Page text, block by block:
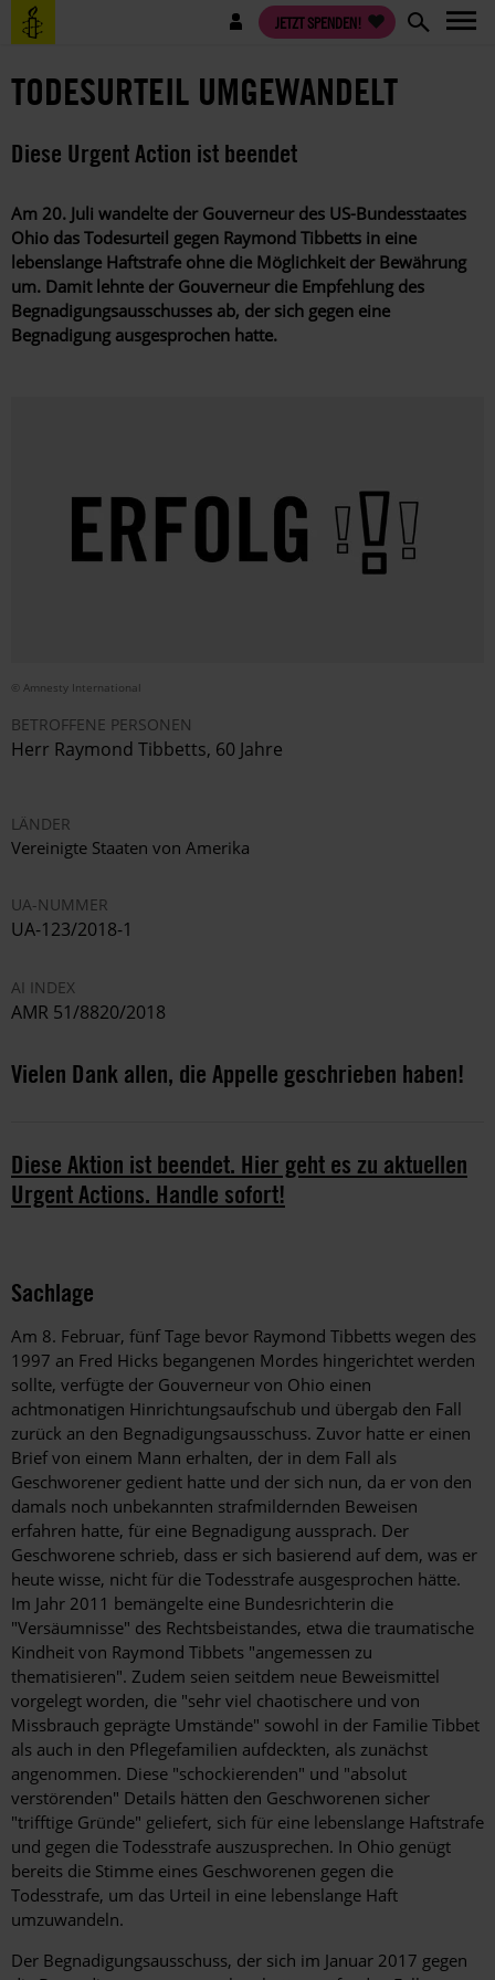
Direkt
zum
Benutzermenü JETZT SPENDEN!
TODESURTEIL UMGEWANDELT
Diese Urgent Action ist beendet
Am 20. Juli wandelte der Gouverneur des US-Bundesstaates
Ohio das Todesurteil gegen Raymond Tibbetts in eine
lebenslange Haftstrafe ohne die Möglichkeit der Bewährung
um. Damit lehnte der Gouverneur die Empfehlung des
Begnadigungsausschusses ab, der sich gegen eine
Begnadigung ausgesprochen hatte.
© Amnesty International
BETROFFENE PERSONEN
Herr Raymond Tibbetts, 60 Jahre
LÄNDER
Vereinigte Staaten von Amerika
UA-NUMMER
UA-123/2018-1
AI INDEX
AMR 51/8820/2018
Vielen Dank allen, die Appelle geschrieben haben!
Diese Aktion ist beendet. Hier geht es zu aktuellen
Urgent Actions. Handle sofort!
Sachlage
Am 8. Februar, fünf Tage bevor Raymond Tibbetts wegen des
1997 an Fred Hicks begangenen Mordes hingerichtet werden
sollte, verfügte der Gouverneur von Ohio einen
achtmonatigen Hinrichtungsaufschub und übergab den Fall
zurück an den Begnadigungsausschuss. Zuvor hatte er einen
Brief von einem Mann erhalten, der in dem Fall als
Geschworener gedient hatte und der sich nun, da er von den
damals noch unbekannten strafmildernden Beweisen
erfahren hatte, für eine Begnadigung aussprach. Der
Geschworene schrieb, dass er sich basierend auf dem, was er
heute wisse, nicht für die Todesstrafe ausgesprochen hätte.
Im Jahr 2011 bemängelte eine Bundesrichterin die
"Versäumnisse" des Rechtsbeistandes, etwa die traumatische
Kindheit von Raymond Tibbets "angemessen zu
thematisieren". Zudem seien seitdem neue Beweismittel
vorgelegt worden, die "sehr viel chaotischere und von
Missbrauch geprägte Umstände" sowohl in der Familie Tibbet
als auch in den Pflegefamilien aufdeckten, als zunächst
angenommen. Diese "schockierenden" und "absolut
verstörenden" Details hätten den Geschworenen sicher
"trifftige Gründe" geliefert, sich für eine lebenslange Haftstrafe
und gegen die Todesstrafe auszusprechen. In Ohio genügt
bereits die Stimme eines Geschworenen gegen die
Todesstrafe, um das Urteil in eine lebenslange Haft
umzuwandeln.
Der Begnadigungsausschuss, der sich im Januar 2017 gegen